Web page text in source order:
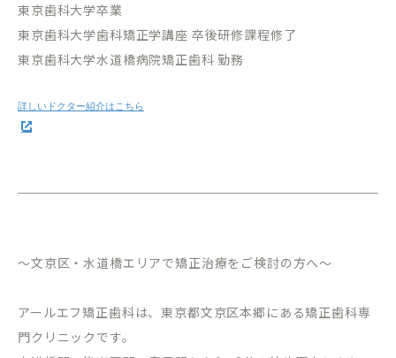
東京歯科大学卒業
東京歯科大学歯科矯正学講座 卒後研修課程修了
東京歯科大学水道橋病院矯正歯科 勤務
～文京区・水道橋エリアで矯正治療をご検討の方へ～
アールエフ矯正歯科は、東京都文京区本郷にある矯正歯科専
門クリニックです。